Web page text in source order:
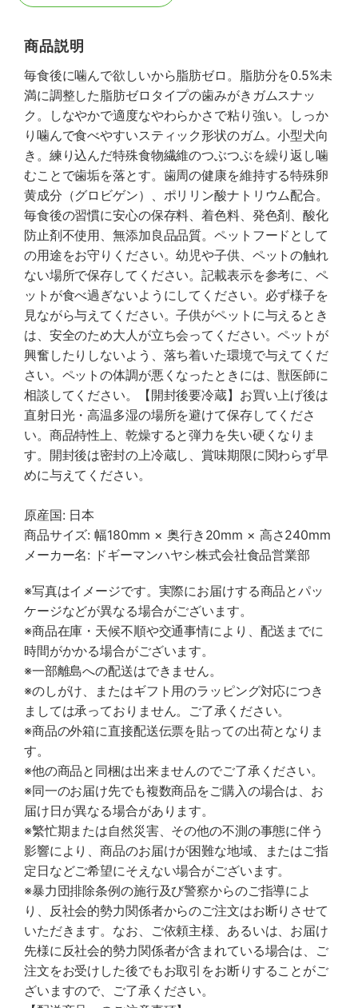
商品説明
毎食後に噛んで欲しいから脂肪ゼロ。脂肪分を0.5%未
満に調整した脂肪ゼロタイプの歯みがきガムスナッ
ク。しなやかで適度なやわらかさで粘り強い。しっか
り噛んで食べやすいスティック形状のガム。小型犬向
き。練り込んだ特殊食物繊維のつぶつぶを繰り返し噛
むことで歯垢を落とす。歯周の健康を維持する特殊卵
黄成分（グロビゲン）、ポリリン酸ナトリウム配合。
毎食後の習慣に安心の保存料、着色料、発色剤、酸化
防止剤不使用、無添加良品品質。ペットフードとして
の用途をお守りください。幼児や子供、ペットの触れ
ない場所で保存してください。記載表示を参考に、ペ
ットが食べ過ぎないようにしてください。必ず様子を
見ながら与えてください。子供がペットに与えるとき
は、安全のため大人が立ち会ってください。ペットが
興奮したりしないよう、落ち着いた環境で与えてくだ
さい。ペットの体調が悪くなったときには、獣医師に
相談してください。【開封後要冷蔵】お買い上げ後は
直射日光・高温多湿の場所を避けて保存してくださ
い。商品特性上、乾燥すると弾力を失い硬くなりま
す。開封後は密封の上冷蔵し、賞味期限に関わらず早
めに与えてください。
原産国: 日本
商品サイズ: 幅180mm × 奥行き20mm × 高さ240mm
メーカー名: ドギーマンハヤシ株式会社食品営業部
※写真はイメージです。実際にお届けする商品とパッ
ケージなどが異なる場合がございます。
※商品在庫・天候不順や交通事情により、配送までに
時間がかかる場合がございます。
※一部離島への配送はできません。
※のしがけ、またはギフト用のラッピング対応につき
ましては承っておりません。ご了承ください。
※商品の外箱に直接配送伝票を貼っての出荷となりま
す。
※他の商品と同梱は出来ませんのでご了承ください。
※同一のお届け先でも複数商品をご購入の場合は、お
届け日が異なる場合があります。
※繁忙期または自然災害、その他の不測の事態に伴う
影響により、商品のお届けが困難な地域、またはご指
定日などご希望にそえない場合がございます。
※暴力団排除条例の施行及び警察からのご指導によ
り、反社会的勢力関係者からのご注文はお断りさせて
いただきます。なお、ご依頼主様、あるいは、お届け
先様に反社会的勢力関係者が含まれている場合は、ご
注文をお受けした後でもお取引をお断りすることがご
ざいますので、ご了承ください。